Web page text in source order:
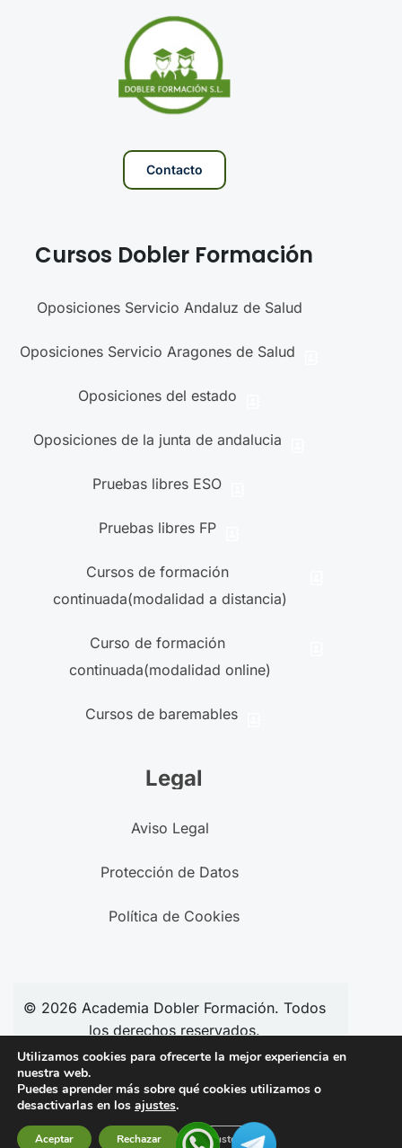
Contacto
Cursos Dobler Formación
Oposiciones Servicio Andaluz de Salud
Oposiciones Servicio Aragones de Salud
Oposiciones del estado
Oposiciones de la junta de andalucia
Pruebas libres ESO
Pruebas libres FP
Cursos de formación
continuada(modalidad a distancia)
Curso de formación
continuada(modalidad online)
Cursos de baremables
Legal
Aviso Legal
Protección de Datos
Política de Cookies
© 2026 Academia Dobler Formación. Todos
los derechos reservados.
Síguenos en redes:
Utilizamos cookies para ofrecerte la mejor experiencia en
nuestra web.
Puedes aprender más sobre qué cookies utilizamos o
desactivarlas en los ajustes.
Aceptar Rechazar Ajustes